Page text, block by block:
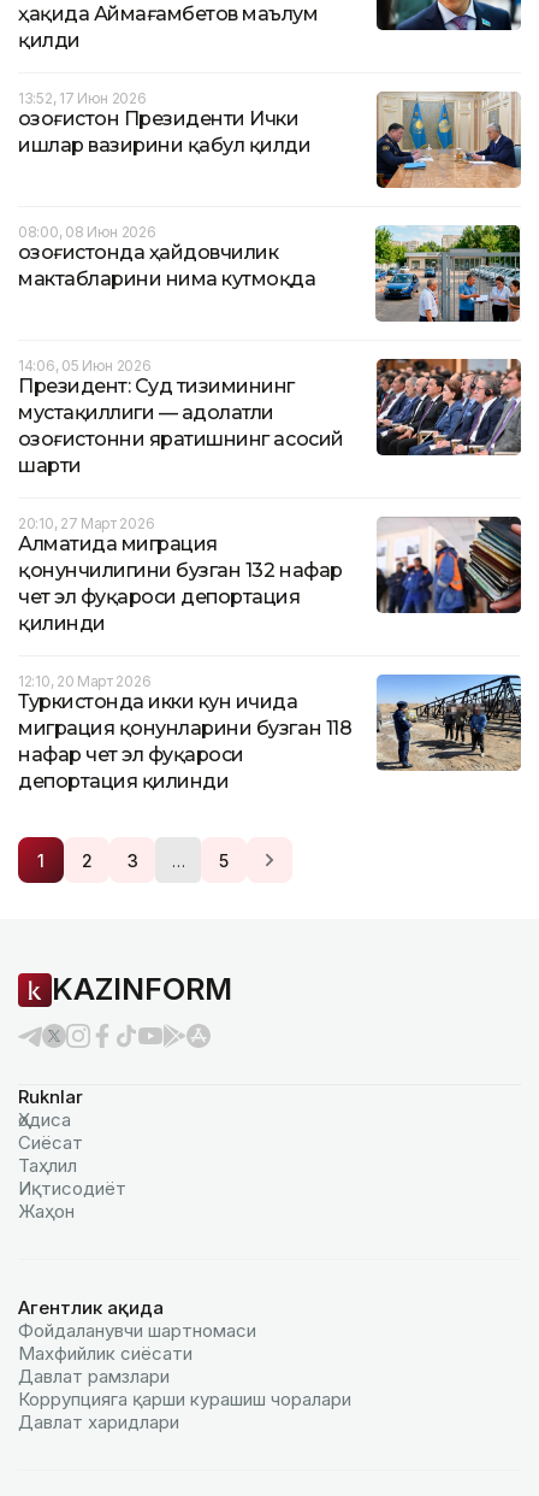
ҳақида Аймағамбетов маълум
қилди
13:52, 17 Июн 2026
Қозоғистон Президенти Ички
ишлар вазирини қабул қилди
08:00, 08 Июн 2026
Қозоғистонда ҳайдовчилик
мактабларини нима кутмоқда
14:06, 05 Июн 2026
Президент: Суд тизимининг
мустақиллиги — адолатли
Қозоғистонни яратишнинг асосий
шарти
20:10, 27 Март 2026
Алматида миграция
қонунчилигини бузган 132 нафар
чет эл фуқароси депортация
қилинди
12:10, 20 Март 2026
Туркистонда икки кун ичида
миграция қонунларини бузган 118
нафар чет эл фуқароси
депортация қилинди
1 2 3 … 5
KAZINFORM
Ruknlar
Ҳодиса
Сиёсат
Таҳлил
Иқтисодиёт
Жаҳон
Агентлик ҳақида
Фойдаланувчи шартномаси
Махфийлик сиёсати
Давлат рамзлари
Коррупцияга қарши курашиш чоралари
Давлат харидлари